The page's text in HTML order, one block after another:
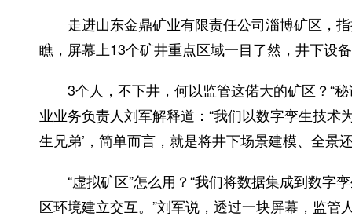
走进山东金鼎矿业有限责任公司淄博矿区，指
瞧，屏幕上13个矿井重点区域一目了然，井下设
3个人，不下井，何以监管这偌大的矿区？“秘
业业务负责人刘军解释道：“我们以数字孪生技术
生兄弟’，简单而言，就是将井下场景建模、全景
“虚拟矿区”怎么用？“我们将数据集成到数字
区环境建立交互。”刘军说，透过一块屏幕，监管